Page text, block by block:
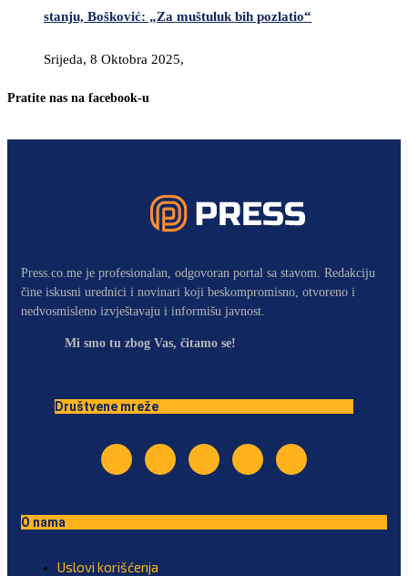
stanju, Bošković: „Za muštuluk bih pozlatio“
Srijeda, 8 Oktobra 2025,
Pratite nas na facebook-u
Press.co.me je profesionalan, odgovoran portal sa stavom. Redakciju
čine iskusni urednici i novinari koji beskompromisno, otvoreno i
nedvosmisleno izvještavaju i informišu javnost.
Mi smo tu zbog Vas, čitamo se!
Društvene mreže
O nama
Uslovi korišćenja